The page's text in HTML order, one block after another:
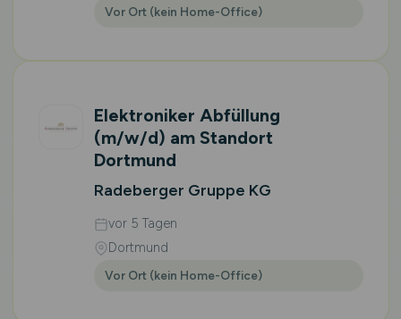
Vor Ort (kein Home-Office)
Elektroniker Abfüllung
(m/w/d) am Standort
Dortmund
Radeberger Gruppe KG
vor 5 Tagen
Dortmund
Vor Ort (kein Home-Office)